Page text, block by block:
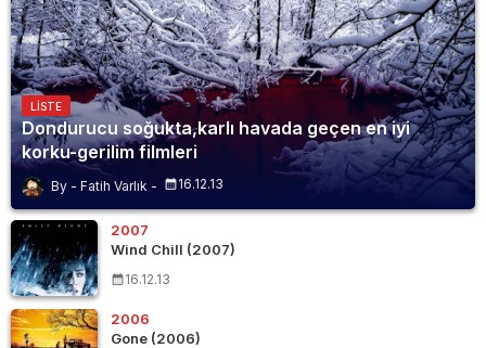
LISTE
Dondurucu soğukta,karlı havada geçen en iyi
korku-gerilim filmleri
Fatih Varlık 16.12.13
2007
Wind Chill (2007)
16.12.13
2006
Gone (2006)